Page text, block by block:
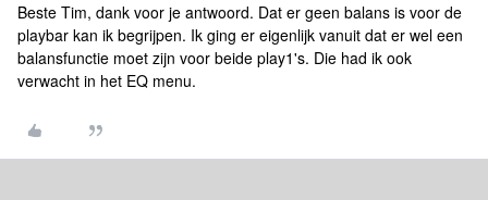
Beste Tim, dank voor je antwoord. Dat er geen balans is voor de
playbar kan ik begrijpen. Ik ging er eigenlijk vanuit dat er wel een
balansfunctie moet zijn voor beide play1's. Die had ik ook
verwacht in het EQ menu.